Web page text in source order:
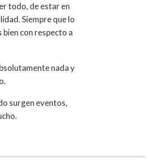
todo, de estar en
Siempre que lo
bien con respecto a
nada y
surgen eventos,